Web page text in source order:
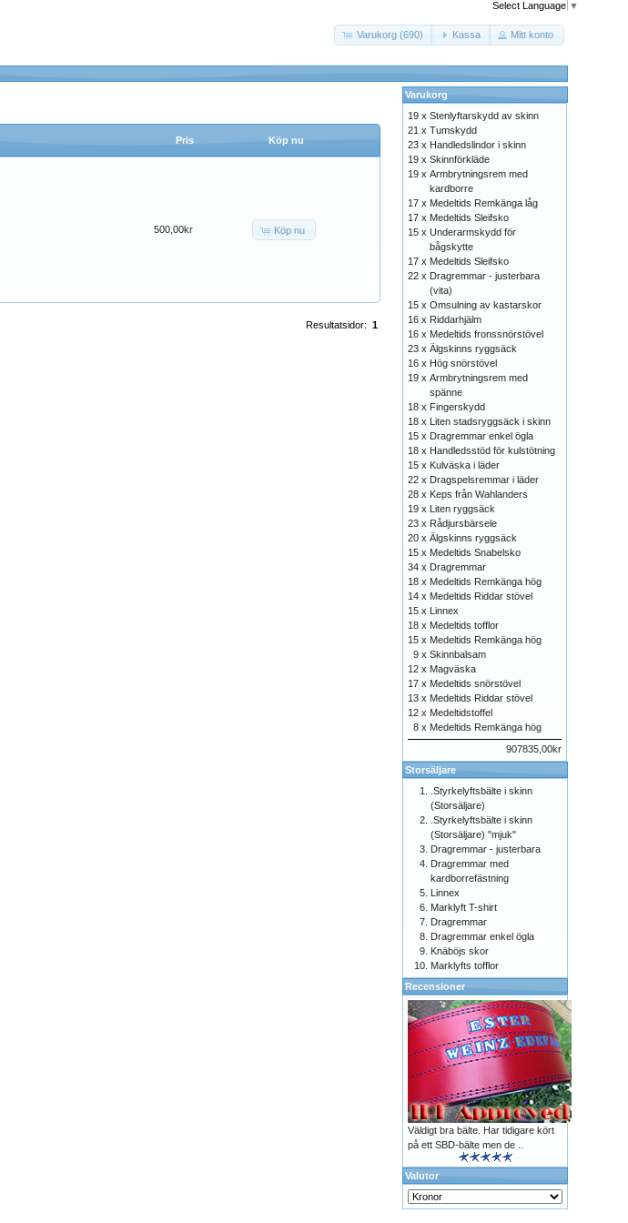
Select Language ▼
Varukorg (690) Kassa Mitt konto
Pris Köp nu
500,00kr Köp nu
Resultatsidor: 1
Varukorg
19 xStenlyftarskydd av skinn
21 xTumskydd
23 x Handledslindor i skinn
19 xSkinnförkläde
19 xArmbrytningsrem med
kardborre
17 x Medeltids Remkänga låg
17 x Medeltids Sleifsko
15 xUnderarmskydd för
bågskytte
17 x Medeltids Sleifsko
22 x Dragremmar - justerbara
(vita)
15 xOmsulning av kastarskor
16 x Riddarhjälm
16 x Medeltids fronssnörstövel
23 xÄlgskinns ryggsäck
16 x Hög snörstövel
19 xArmbrytningsrem med
spänne
18 x Fingerskydd
18 x Liten stadsryggsäck i skinn
15 x Dragremmar enkel ögla
18 x Handledsstöd för kulstötning
15 x Kulväska i läder
22 x Dragspelsremmar i läder
28 x Keps från Wahlanders
19 x Liten ryggsäck
23 x Rådjursbärsele
20 xÄlgskinns ryggsäck
15 x Medeltids Snabelsko
34 x Dragremmar
18 x Medeltids Remkänga hög
14 x Medeltids Riddar stövel
15 x Linnex
18 x Medeltids tofflor
15 x Medeltids Remkänga hög
9 xSkinnbalsam
12 x Magväska
17 x Medeltids snörstövel
13 x Medeltids Riddar stövel
12 x Medeltidstoffel
8 x Medeltids Remkänga hög
907835,00kr
Storsäljare
.Styrkelyftsbälte i skinn
(Storsäljare)
.Styrkelyftsbälte i skinn
(Storsäljare) "mjuk"
Dragremmar - justerbara
Dragremmar med
kardborrefästning
Linnex
Marklyft T-shirt
Dragremmar
Dragremmar enkel ögla
Knäböjs skor
Marklyfts tofflor
Recensioner
Väldigt bra bälte. Har tidigare kört
på ett SBD-bälte men de ..
Valutor